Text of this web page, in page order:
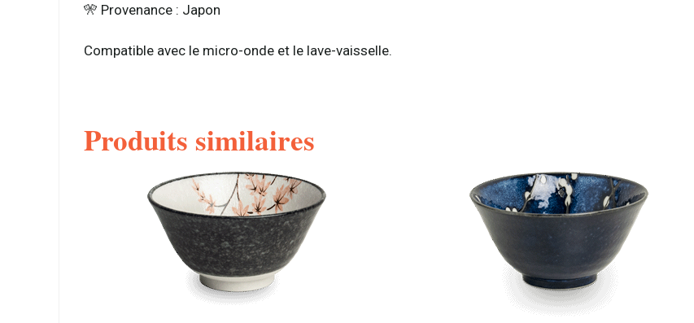
​🎌​ Provenance : Japon​
Compatible avec le micro-onde et le lave-vaisselle.
Produits similaires